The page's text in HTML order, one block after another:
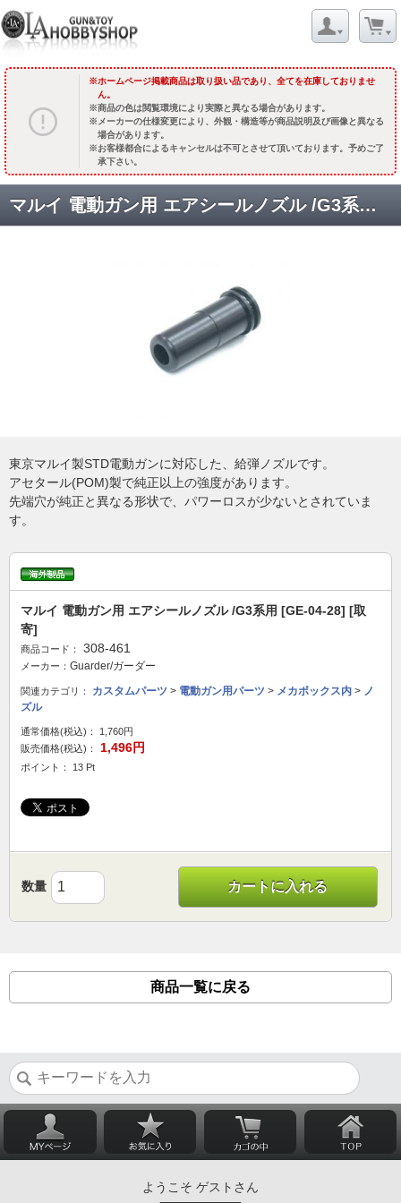
ホームページ掲載商品は取り扱い品であり、全てを在庫しておりませ
ん。
商品の色は閲覧環境により実際と異なる場合があります。
メーカーの仕様変更により、外観・構造等が商品説明及び画像と異なる
場合があります。
お客様都合によるキャンセルは不可とさせて頂いております。予めご了
承下さい。
マルイ 電動ガン用 エアシールノズル /G3系用 [GE-04-28] [取寄]
東京マルイ製STD電動ガンに対応した、給弾ノズルです。
アセタール(POM)製で純正以上の強度があります。
先端穴が純正と異なる形状で、パワーロスが少ないとされていま
す。
マルイ 電動ガン用 エアシールノズル /G3系用 [GE-04-28] [取
寄]
商品コード： 308-461
メーカー： Guarder/ガーダー
関連カテゴリ： カスタムパーツ > 電動ガン用パーツ > メカボックス内 > ノ
ズル
通常価格(税込)：
1,760円
販売価格(税込)：
1,496円
ポイント： 13 Pt
数量 カートに入れる
商品一覧に戻る
ようこそ ゲストさん